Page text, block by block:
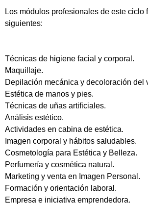
Los módulos profesionales de este ciclo
siguientes:
Técnicas de higiene facial y corporal.
Maquillaje.
Depilación mecánica y decoloración del
Estética de manos y pies.
Técnicas de uñas artificiales.
Análisis estético.
Actividades en cabina de estética.
Imagen corporal y hábitos saludables.
Cosmetología para Estética y Belleza.
Perfumería y cosmética natural.
Marketing y venta en Imagen Personal.
Formación y orientación laboral.
Empresa e iniciativa emprendedora.